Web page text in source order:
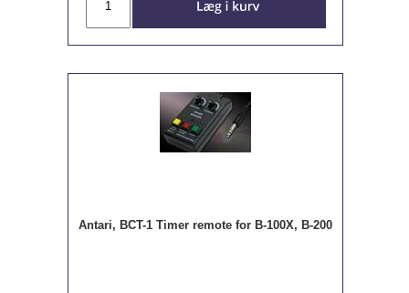
Antari, BCT-1 Timer remote for B-100X, B-200